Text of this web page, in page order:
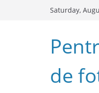
Saturday,
de